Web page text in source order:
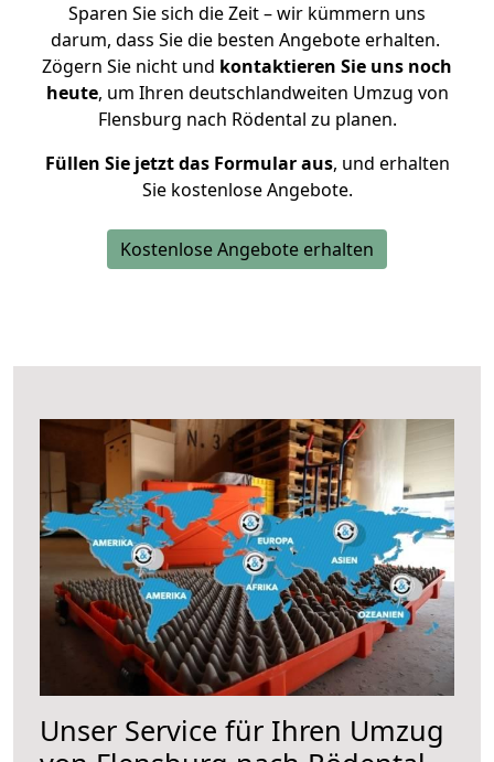
Sparen Sie sich die Zeit – wir kümmern uns
darum, dass Sie die besten Angebote erhalten.
Zögern Sie nicht und kontaktieren Sie uns noch
heute, um Ihren deutschlandweiten Umzug von
Flensburg nach Rödental zu planen.
Füllen Sie jetzt das Formular aus, und erhalten
Sie kostenlose Angebote.
Kostenlose Angebote erhalten
Unser Service für Ihren Umzug